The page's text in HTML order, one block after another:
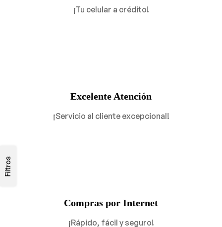
Filtros
¡Tu celular a crédito!
Excelente Atención
¡Servicio al cliente excepcional!
Compras por Internet
¡Rápido, fácil y seguro!